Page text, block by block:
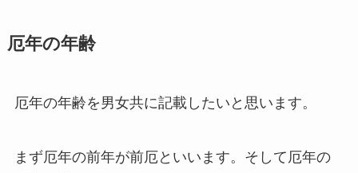
厄年の年齢
厄年の年齢を男女共に記載したいと思います。
まず厄年の前年が前厄といいます。そして厄年の